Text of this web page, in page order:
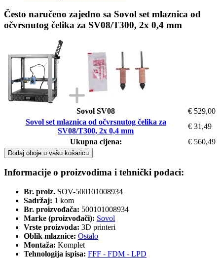
Često naručeno zajedno sa Sovol set mlaznica od
očvrsnutog čelika za SV08/T300, 2x 0,4 mm
Sovol SV08
€ 529,00
Sovol set mlaznica od očvrsnutog čelika za
SV08/T300, 2x 0,4 mm
€ 31,49
Ukupna cijena:
€ 560,49
Dodaj oboje u vašu košaricu
Informacije o proizvodima i tehnički podaci:
Br. proiz. SOV-500101008934
Sadržaj: 1 kom
Br. proizvođača: 500101008934
Marke (proizvođači): Sovol
Vrste proizvoda: 3D printeri
Oblik mlaznice: Ostalo
Montaža: Komplet
Tehnologija ispisa: FFF - FDM - LPD